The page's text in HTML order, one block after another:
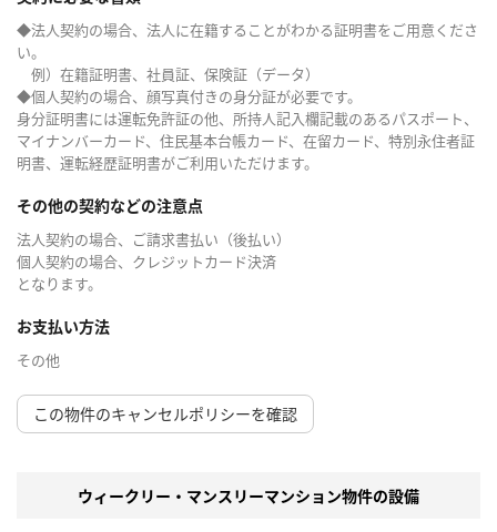
◆法人契約の場合、法人に在籍することがわかる証明書をご用意くださ
い。
例）在籍証明書、社員証、保険証（データ）
◆個人契約の場合、顔写真付きの身分証が必要です。
身分証明書には運転免許証の他、所持人記入欄記載のあるパスポート、
マイナンバーカード、住民基本台帳カード、在留カード、特別永住者証
明書、運転経歴証明書がご利用いただけます。
その他の契約などの注意点
法人契約の場合、ご請求書払い（後払い）
個人契約の場合、クレジットカード決済
となります。
お支払い方法
その他
この物件のキャンセルポリシーを確認
ウィークリー・マンスリーマンション物件の設備